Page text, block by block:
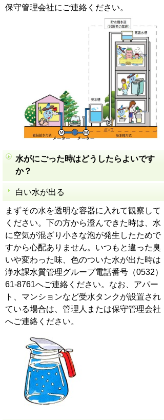
保守管理会社にご連絡ください。
水がにごった時はどうしたらよいです
か？
白い水が出る
まずその水を透明な容器に入れて観察して
ください。下の方から澄んできた時は、水
に空気が混ざり小さな泡が発生したためで
すから心配ありません。いつもと違った臭
いや変わった味、色のついた水が出た時は
浄水課水質管理グループ電話番号（0532）
61-8761へご連絡ください。なお、アパー
ト、マンションなど受水タンクが設置され
ている場合は、管理人または保守管理会社
へご連絡ください。